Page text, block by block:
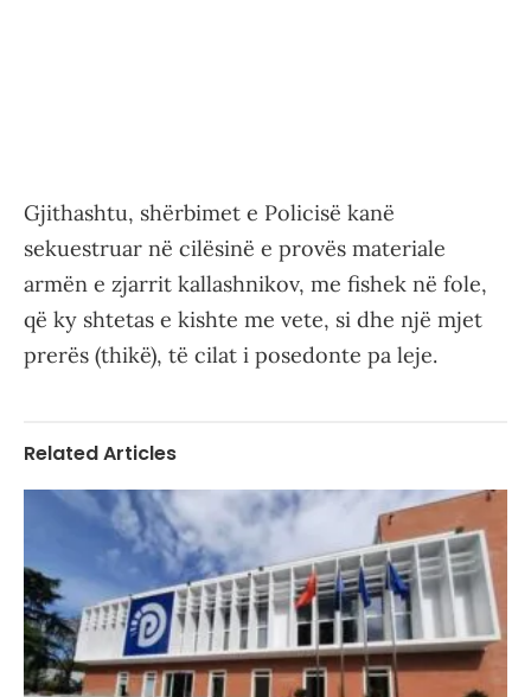
Gjithashtu, shërbimet e Policisë kanë
sekuestruar në cilësinë e provës materiale
armën e zjarrit kallashnikov, me fishek në fole,
që ky shtetas e kishte me vete, si dhe një mjet
prerës (thikë), të cilat i posedonte pa leje.
Related Articles